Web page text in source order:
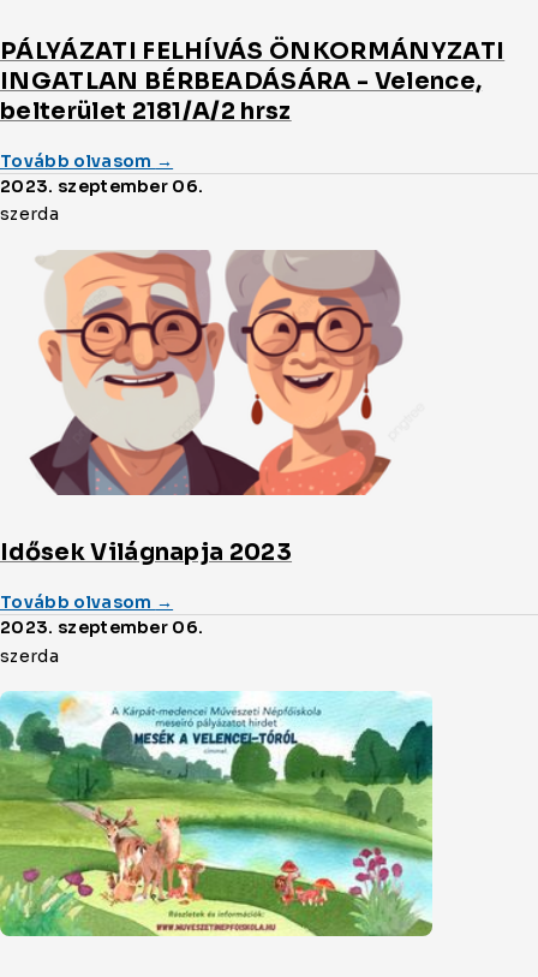
PÁLYÁZATI FELHÍVÁS ÖNKORMÁNYZATI
INGATLAN BÉRBEADÁSÁRA - Velence,
belterület 2181/A/2 hrsz
Tovább olvasom (a/az)
PÁLYÁZATI
INGATLAN
BÉRBEADÁSÁRA
-
Velence,
belterület
2181/A/2
hrsz
cikket
→
Idősek Világnapja 2023
2023. szeptember 06.
szerda
Tovább olvasom (a/az)
Idősek
cikket
→
2023. szeptember 06.
szerda